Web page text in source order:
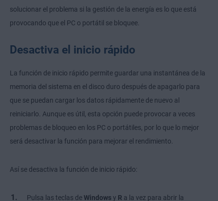
solucionar el problema si la gestión de la energía es lo que está
provocando que el PC o portátil se bloquee.
Desactiva el inicio rápido
La función de inicio rápido permite guardar una instantánea de la
memoria del sistema en el disco duro después de apagarlo para
que se puedan cargar los datos rápidamente de nuevo al
reiniciarlo. Aunque es útil, esta opción puede provocar a veces
problemas de bloqueo en los PC o portátiles, por lo que lo mejor
será desactivar la función para mejorar el rendimiento.
Así se desactiva la función de inicio rápido:
Pulsa las teclas deWindowsy R a la vez para abrir la